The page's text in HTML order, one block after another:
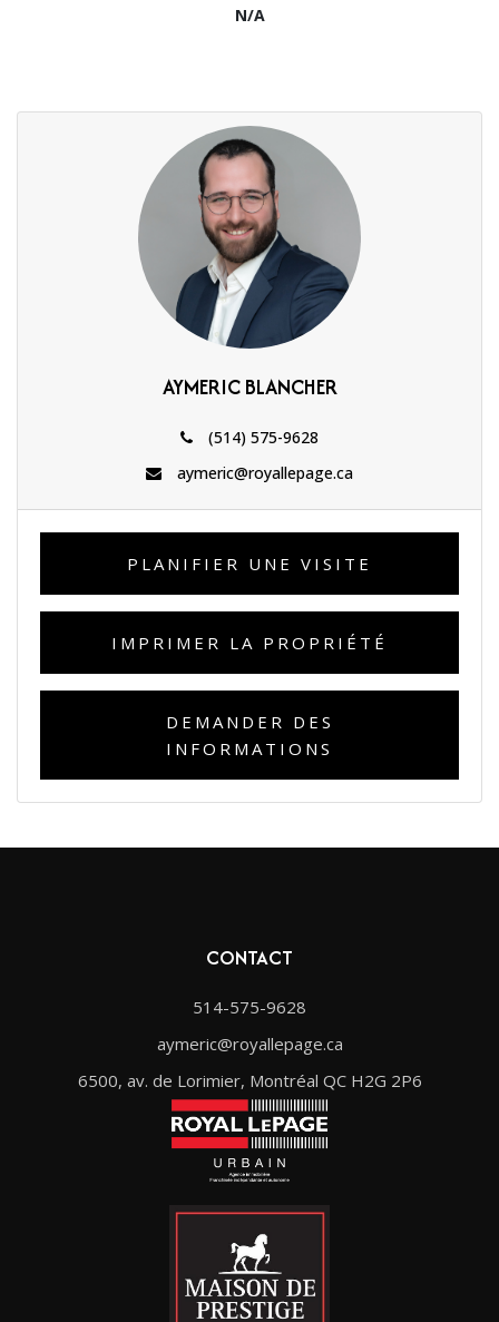
N/A
AYMERIC BLANCHER
(514) 575-9628
aymeric@royallepage.ca
PLANIFIER UNE VISITE
IMPRIMER LA PROPRIÉTÉ
DEMANDER DES
INFORMATIONS
CONTACT
514-575-9628
aymeric@royallepage.ca
6500, av. de Lorimier, Montréal QC H2G 2P6